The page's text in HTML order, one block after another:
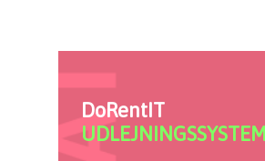
DoRentIT
UDLEJNINGSSYSTEM